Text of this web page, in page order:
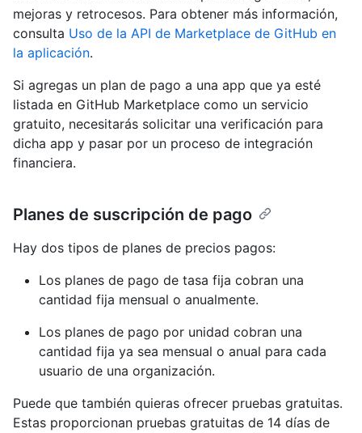
mejoras y retrocesos. Para obtener más información,
consulta Uso de la API de Marketplace de GitHub en
la aplicación.
Si agregas un plan de pago a una app que ya esté
listada en GitHub Marketplace como un servicio
gratuito, necesitarás solicitar una verificación para
dicha app y pasar por un proceso de integración
financiera.
Planes de suscripción de pago
Hay dos tipos de planes de precios pagos:
Los planes de pago de tasa fija cobran una
cantidad fija mensual o anualmente.
Los planes de pago por unidad cobran una
cantidad fija ya sea mensual o anual para cada
usuario de una organización.
Puede que también quieras ofrecer pruebas gratuitas.
Estas proporcionan pruebas gratuitas de 14 días de